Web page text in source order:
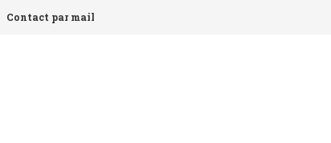
Contact par mail